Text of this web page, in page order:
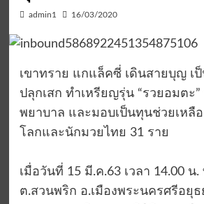
admin1 16/03/2020
เขาทราย แกแล็คซี่ เดินสายบุญ เ
ปลุกเสก ทำเหรียญรุ่น “รวยอมตะ
พยาบาล และมอบเป็นทุนช่วยเหลื
โลกและนักมวยไทย 31 ราย
เมื่อวันที่ 15 มี.ค.63 เวลา 14.00
ต.สวนพริก อ.เมืองพระนครศรีอยุธ